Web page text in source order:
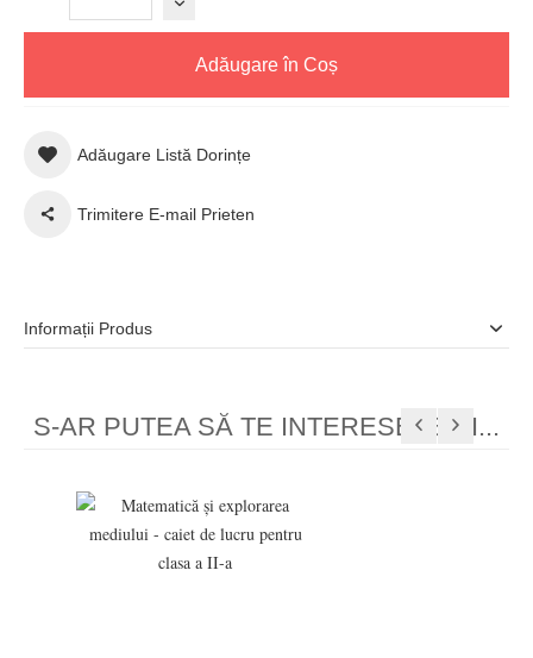
Adăugare în Coș
Adăugare Listă Dorințe
Trimitere E-mail Prieten
Informații Produs
S-AR PUTEA SĂ TE INTERESEZE ȘI...